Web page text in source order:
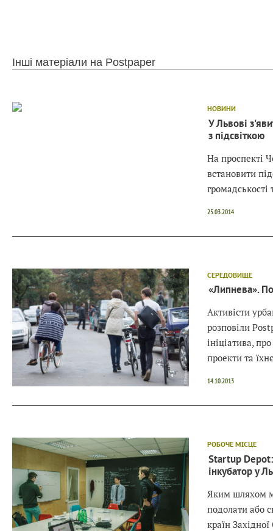
Інші матеріали на Postpaper
НОВИНИ
У Львові
з підсвіткою
На проспекті
встановити
громадськості
25.03.2014
СЕРЕДОВИЩЕ
«Липнева».
Активісти
розповіли
ініціатива,
проекти та
14.10.2013
РОБОЧЕ МІСЦЕ
Startup
інкубатор у
Яким шляхом
подолати або
країн